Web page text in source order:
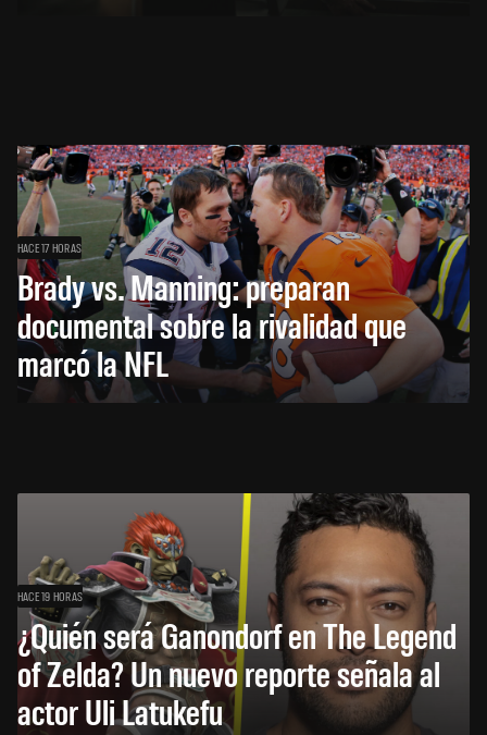
HACE 17 HORAS
Brady vs. Manning: preparan
documental sobre la rivalidad que
marcó la NFL
HACE 19 HORAS
¿Quién será Ganondorf en The Legend
of Zelda? Un nuevo reporte señala al
actor Uli Latukefu